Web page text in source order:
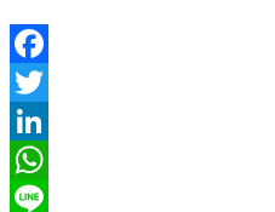
Facebook
Twitter
LinkedIn
WhatsApp